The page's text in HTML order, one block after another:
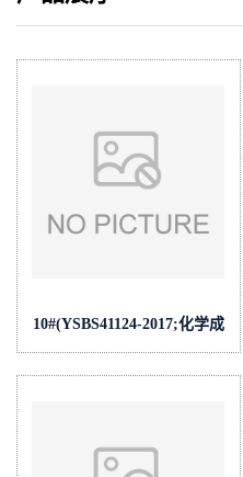
10#(YSBS41124-2017;化学成
份:C/Si/Mn/P/S/Cr/Ni/Mo/Cu/Al)